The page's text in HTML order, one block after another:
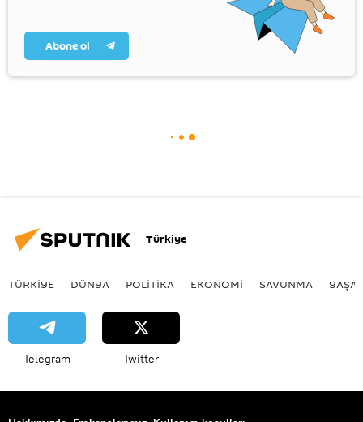
Abone ol
Türkiye
TÜRKIYE DÜNYA POLİTİKA EKONOMİ SAVUNMA
Telegram Twitter